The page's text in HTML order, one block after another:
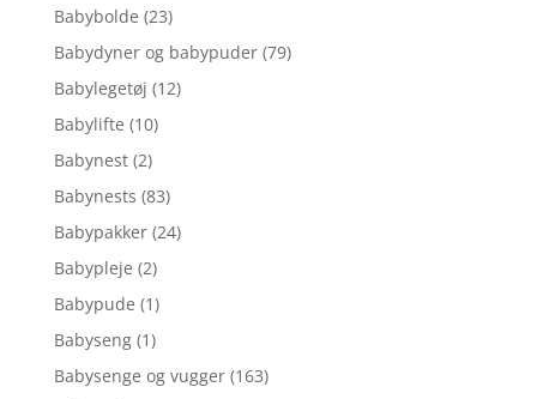
Babybolde (23)
Babydyner og babypuder (79)
Babylegetøj (12)
Babylifte (10)
Babynest (2)
Babynests (83)
Babypakker (24)
Babypleje (2)
Babypude (1)
Babyseng (1)
Babysenge og vugger (163)